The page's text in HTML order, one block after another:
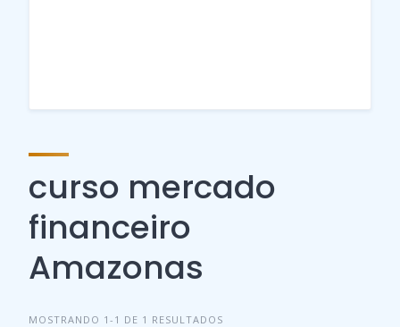
curso mercado
financeiro
Amazonas
MOSTRANDO 1-1 DE 1 RESULTADOS